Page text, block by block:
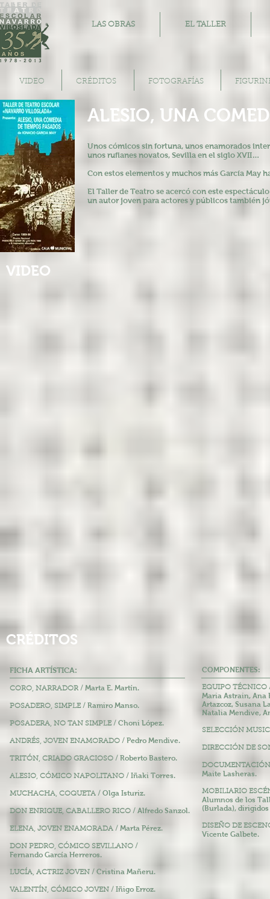
LAS OBRAS EL TALLER
VIDEO CRÉDITOS FOTOGRAFÍAS
ALESIO, UNA
Unos cómicos sin fortuna, unos enamorados
unos rufianes novatos, Sevilla en el siglo XVII…
Con estos elementos y muchos más García May
El Taller de Teatro se acercó con este
un autor joven para actores y públicos también
VIDEO
CRÉDITOS
FICHA ARTÍSTICA:
CORO, NARRADOR / Marta E. Martín.
POSADERO, SIMPLE / Ramiro Manso.
POSADERA, NO TAN SIMPLE / Choni López.
ANDRÉS, JOVEN ENAMORADO / Pedro Mendive.
TRITÓN, CRIADO GRACIOSO / Roberto Bastero.
ALESIO, CÓMICO NAPOLITANO / Iñaki Torres.
MUCHACHA, COQUETA / Olga Isturiz.
DON ENRIQUE, CABALLERO RICO / Alfredo Sanzol.
ELENA, JOVEN ENAMORADA / Marta Pérez.
DON PEDRO, CÓMICO SEVILLANO /
Fernando García Herreros.
LUCÍA, ACTRIZ JOVEN / Cristina Mañeru.
VALENTÍN, CÓMICO JOVEN / Iñigo Erroz.
COMPONENTES:
EQUIPO TÉCNICO
Maria Astrain, Ana
Artazcoz, Susana
Natalia Mendive,
SELECCIÓN
DIRECCIÓN DE
Maite Lasheras.
MOBILIARIO
Alumnos de los
(Burlada),
DISEÑO DE
Vicente Galbete.